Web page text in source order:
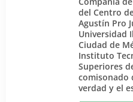
del Centro
Agustín Pro
Universidad
Ciudad de
Instituto
Superiores
comisonado
verdad y el